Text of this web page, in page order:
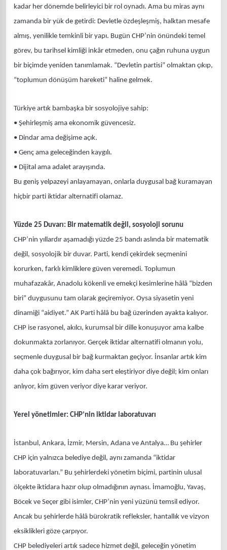
kadar her dönemde belirleyici bir rol oynadı. Ama bu miras aynı
zamanda bir yük de getirdi: Devletle özdeşleşmiş, halktan mesafe
almış, yenilikle temkinli bir yapı. Bugün CHP’nin önündeki temel
görev, bu tarihsel kimliği inkâr etmeden, onu çağın ruhuna uygun
bir biçimde yeniden tanımlamak. “Devletin partisi” olmaktan çıkıp,
“toplumun dönüşüm hareketi” haline gelmek.
Türkiye artık bambaşka bir sosyolojiye sahip:
• Şehirleşmiş ama ekonomik güvencesiz.
• Dindar ama değişime açık.
• Genç ama geleceğinden kaygılı.
• Dijital ama adalet arayışında.
Bu geniş yelpazeyi anlayamayan, onlarla duygusal bağ kuramayan
hiçbir parti iktidar alternatifi olamaz.
Yüzde 25 Duvarı: Bir matematik değil, sosyoloji sorunu
CHP’nin yıllardır aşamadığı yüzde 25 bandı aslında bir matematik
değil, sosyolojik bir duvar. Parti, kendi çekirdek seçmenini
korurken, farklı kimliklere güven veremedi. Toplumun
muhafazakâr, Anadolu kökenli ve emekçi kesimlerine hâlâ “bizden
biri” duygusunu tam olarak geçiremiyor. Oysa siyasetin yeni
dinamiği “aidiyet.” AK Parti hâlâ bu bağ üzerinden ayakta kalıyor.
CHP ise rasyonel, akılcı, kurumsal bir dille konuşuyor ama kalbe
dokunmakta zorlanıyor. Gerçek iktidar alternatifi olmanın yolu,
seçmenle duygusal bir bağ kurmaktan geçiyor. İnsanlar artık kim
daha çok bağırıyor, kim daha sert eleştiriyor diye değil; kim onları
anlıyor, kim güven veriyor diye karar veriyor.
Yerel yönetimler: CHP’nin iktidar laboratuvarı
İstanbul, Ankara, İzmir, Mersin, Adana ve Antalya… Bu şehirler
CHP için yalnızca belediye değil, aynı zamanda “iktidar
laboratuvarları.” Bu şehirlerdeki yönetim biçimi, partinin ulusal
ölçekte iktidara hazır olup olmadığının aynası. İmamoğlu, Yavaş,
Böcek ve Seçer gibi isimler, CHP’nin yeni yüzünü temsil ediyor.
Ancak bu şehirlerde hâlâ bürokratik refleksler, hantallık ve vizyon
eksiklikleri göze çarpıyor.
CHP belediyeleri artık sadece hizmet değil, geleceğin yönetim